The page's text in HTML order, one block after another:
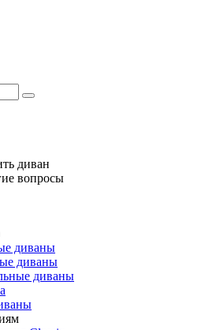
диван
вопросы
диваны
диваны
диваны